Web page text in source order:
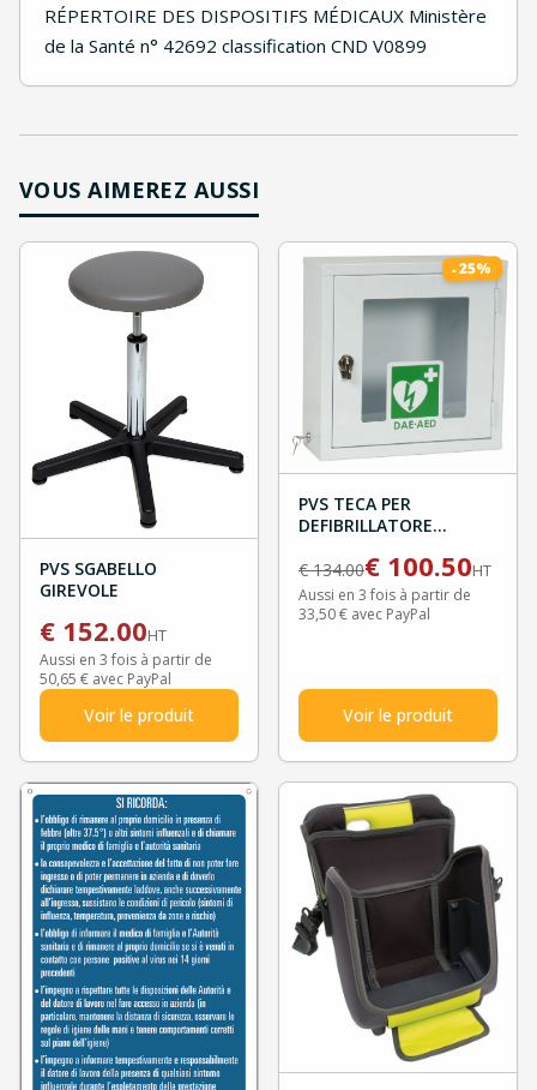
RÉPERTOIRE DES DISPOSITIFS MÉDICAUX Ministère
de la Santé n° 42692 classification CND V0899
VOUS AIMEREZ AUSSI
PVS SGABELLO
GIREVOLE
€ 152.00HT
Aussi en 3 fois à partir de
50,65 € avec PayPal
Voir le produit
-25%
PVS TECA PER
DEFIBRILLATORE
€134.00€ 100.50HT
Aussi en 3 fois à partir de
33,50 € avec PayPal
Voir le produit